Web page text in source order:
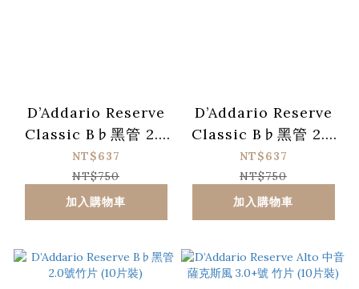
D’Addario Reserve
Classic B♭黑管 2.5
號竹片 (10片裝)
NT$637
NT$750
加入購物車
D’Addario Reserve
Classic B♭黑管 2.0
號竹片 (10片裝)
NT$637
NT$750
加入購物車